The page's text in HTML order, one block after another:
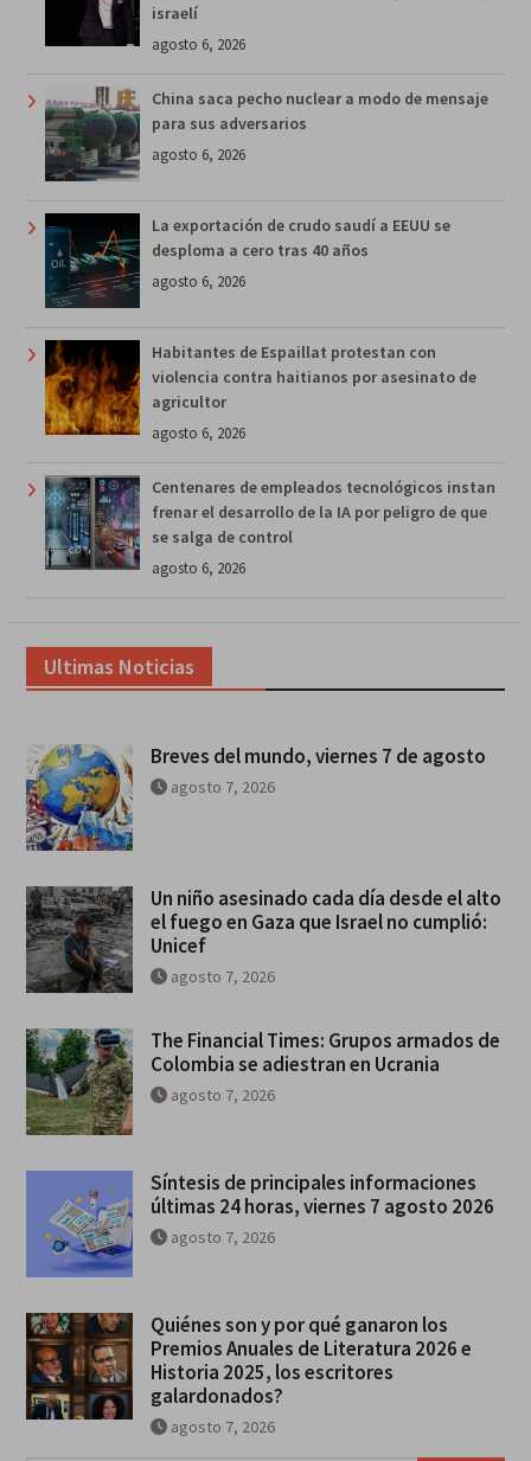
israelí
agosto 6, 2026
China saca pecho nuclear a modo de mensaje
para sus adversarios
agosto 6, 2026
La exportación de crudo saudí a EEUU se
desploma a cero tras 40 años
agosto 6, 2026
Habitantes de Espaillat protestan con
violencia contra haitianos por asesinato de
agricultor
agosto 6, 2026
Centenares de empleados tecnológicos instan
frenar el desarrollo de la IA por peligro de que
se salga de control
agosto 6, 2026
Ultimas Noticias
Breves del mundo, viernes 7 de agosto
agosto 7, 2026
Un niño asesinado cada día desde el alto
el fuego en Gaza que Israel no cumplió:
Unicef
agosto 7, 2026
The Financial Times: Grupos armados de
Colombia se adiestran en Ucrania
agosto 7, 2026
Síntesis de principales informaciones
últimas 24 horas, viernes 7 agosto 2026
agosto 7, 2026
Quiénes son y por qué ganaron los
Premios Anuales de Literatura 2026 e
Historia 2025, los escritores
galardonados?
agosto 7, 2026